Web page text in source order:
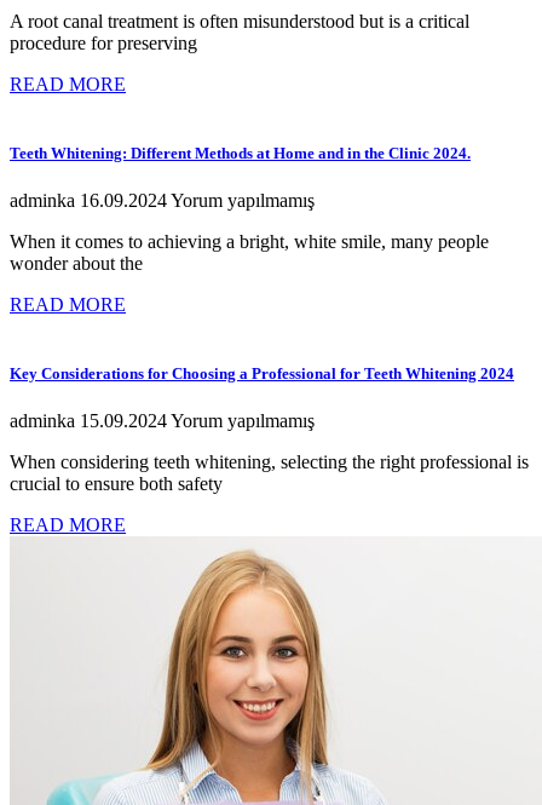
A root canal treatment is often misunderstood but is a critical
procedure for preserving
READ MORE
Teeth Whitening: Different Methods at Home and in the Clinic 2024.
adminka 16.09.2024Yorum yapılmamış
When it comes to achieving a bright, white smile, many people
wonder about the
READ MORE
Key Considerations for Choosing a Professional for Teeth Whitening 2024
adminka 15.09.2024Yorum yapılmamış
When considering teeth whitening, selecting the right professional is
crucial to ensure both safety
READ MORE